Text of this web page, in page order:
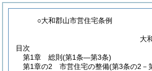
○大和郡山市営住宅条例
大
目次
第1章
総則 (第1条―第3条)
第1章の2
市営住宅の整備(第3条の2－